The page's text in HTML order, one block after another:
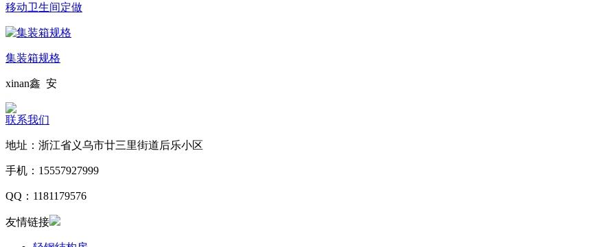
移动卫生间定做
集装箱规格
xinan鑫 安
联系我们
地址：浙江省义乌市廿三里街道后乐小区
手机：15557927999
QQ：1181179576
友情链接